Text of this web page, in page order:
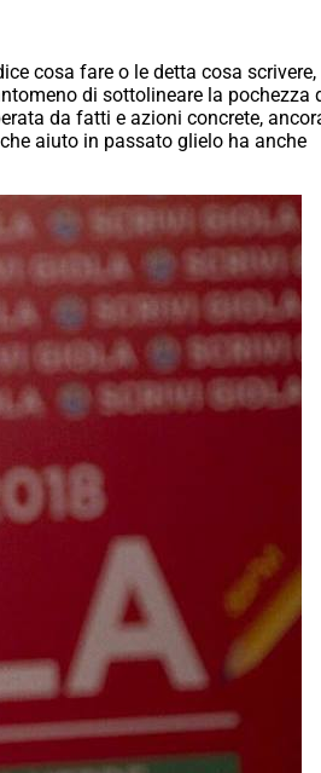
cosa fare o le detta cosa scrivere,
di sottolineare la pochezza
da fatti e azioni concrete,
aiuto in passato glielo ha anche